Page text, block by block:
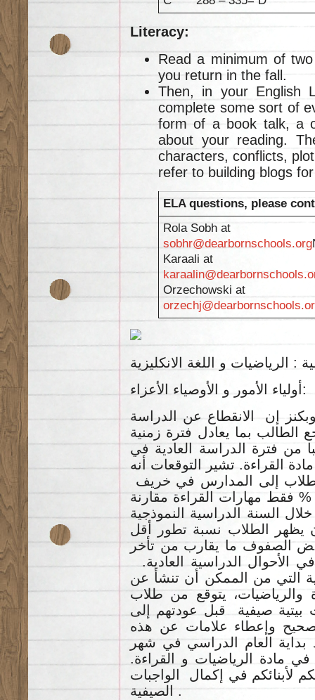
Literacy:
Read a minimum of
you return in the fall.
Then, in your English
complete some sort of
form of a book talk, a
about your reading.
characters, conflicts,
refer to building blogs
ELA questions, please
Rola Sobh at
sobhr@dearbornschools.org
Karaali at
Orzechowski at
: الرياضيات و اللغة الانكليزية
أولياء الأمور و الأوصياء الأعزاء:
إن الانقطاع عن الدراسة
بما يعادل فترة زمنية
من فترة الدراسة العادية في
القراءة. تشير التوقعات أنه
إلى المدارس في خريف
الدراسي ٢٠٢٠ بنسبة ٧٠ % فقط مهارات القراءة مقارنة
السنة الدراسية النموذجية
يظهر الطلاب نسبة تطور أقل
الصفوف ما يقارب من تأخر
الأحوال الدراسية العادية.
التي من الممكن أن تنشأ عن
يتوقع من طلاب
بيتية صيفية قبل عودتهم إلى
وإعطاء علامات عن هذه
بداية العام الدراسي في شهر
مادة الرياضيات و القراءة.
لأبنائكم في إكمال الواجبات
الصيفية .